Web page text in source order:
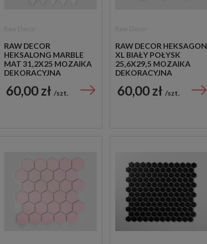
RAW DECOR
HEKSALONG MARBLE
MAT 31,2X25 MOZAIKA
DEKORACYJNA
60,00 zł szt.
RAW DECOR HEKSAGON
XL BIAŁY POŁYSK
25,6X29,5 MOZAIKA
DEKORACYJNA
60,00 zł szt.